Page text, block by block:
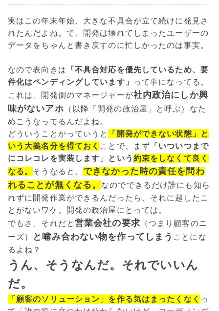
実はこの年末年始、大きな不具合が立て続けに発見さ
れたんだよね。で、開発は壊れてしまったユーザーの
データをちゃんと書き戻すのに忙しかったのは事実。
なので表向きは 「不具合対応を優先しているため、要
件化はペンディングしています」
って事になってる。
これは、開発側のマネージャーが社内政治にしか興
味がないアホ （以降「開発の政治屋」と呼ぶ）なた
めこうなってるんだよね。
どういうことかっていうと
「開発ができない状態」と
いう大義名分を得ておく ことで、まず 「いついつまで
にコレコレを実装します」という 約束をしなくて良く
なる。 そうなると、 できなかった時の責任を問わ
れることが無くなる。
なのでできるだけ誰にも知ら
れずに開発作業ができるんだったら、それに越したこ
とがないワケ。開発の政治屋にとっては。
でもさ、それだと 営業会社の要求 （つまり顧客のニ
ーズ）
と噛み合わない物を作ってしまう ことにな
るよね？
うん、そうなんだ。それでいいん
だ。
「顧客のソリューション」を作る気はまったくなく っ